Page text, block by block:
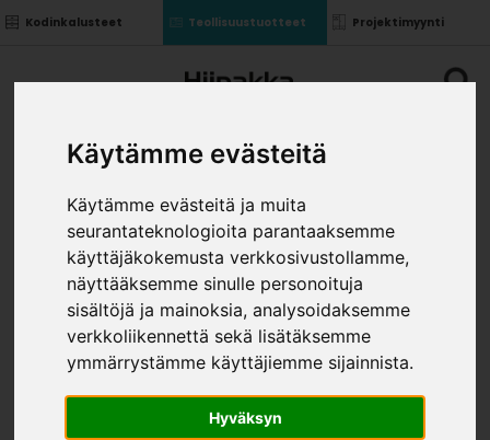
Käytämme evästeitä
Käytämme evästeitä ja muita
seurantateknologioita parantaaksemme
käyttäjäkokemusta verkkosivustollamme,
näyttääksemme sinulle personoituja
sisältöjä ja mainoksia, analysoidaksemme
verkkoliikennettä sekä lisätäksemme
ymmärrystämme käyttäjiemme sijainnista.
Hyväksyn
Kodinkalusteet Teollisuustuotteet Projektimyynti
PURE BOX POHJA 1000
Teollisuustuotteet»Kalusterungot ja ovet»
Irtokomponentit »Pure box pohja 1000
KOKO